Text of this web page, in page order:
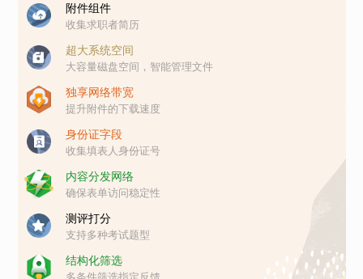
附件组件
收集求职者简历
超大系统空间
大容量磁盘空间，智能管理文件
独享网络带宽
提升附件的下载速度
身份证字段
收集填表人身份证号
内容分发网络
确保表单访问稳定性
测评打分
支持多种考试题型
结构化筛选